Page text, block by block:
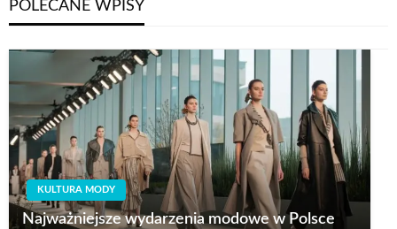
POLECANE WPISY
KULTURA MODY
Najważniejsze wydarzenia modowe w Polsce